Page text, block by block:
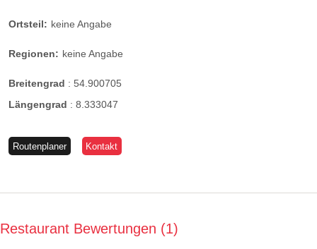
Ortsteil: keine Angabe
Regionen: keine Angabe
Breitengrad : 54.900705
Längengrad : 8.333047
Routenplaner Kontakt
Restaurant Bewertungen 1